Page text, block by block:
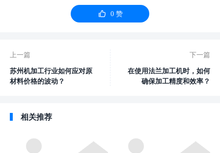
 0赞
上一篇
苏州机加工行业如何应对原
材料价格的波动？
下一篇
在使用法兰加工机时，如何
确保加工精度和效率？
相关推荐